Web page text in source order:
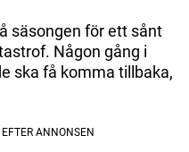
säsongen för ett sånt
Någon gång i
ska få komma tillbaka,